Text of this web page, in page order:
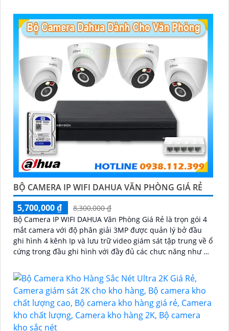
BỘ CAMERA IP WIFI DAHUA VĂN PHÒNG GIÁ RẺ
5,700,000 ₫
8,300,000 ₫
Bộ Camera IP WIFI DAHUA Văn Phòng Giá Rẻ là trọn gói 4
mắt camera với độ phân giải 3MP được quản lý bở đầu
ghi hình 4 kênh Ip và lưu trữ video giám sát tập trung về ổ
cứng trong đầu ghi hình với đầy đủ các chưc năng như AI
giám sát có màu vào ban đêm